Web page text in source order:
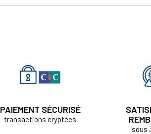
PAIEMENT SÉCURISÉ
transactions cryptées
sous